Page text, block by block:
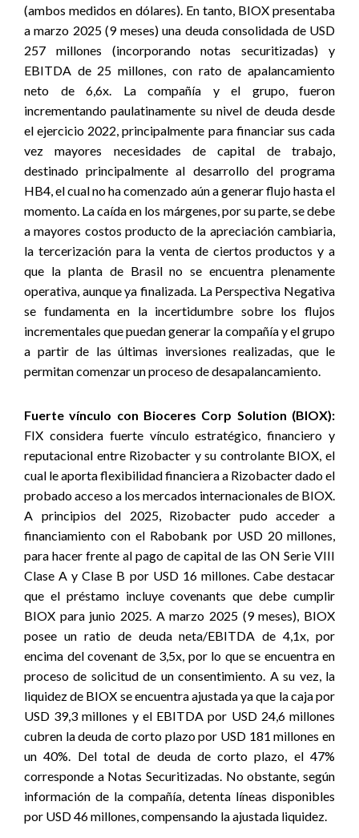
(ambos medidos en dólares). En tanto, BIOX presentaba
a marzo 2025 (9 meses) una deuda consolidada de USD
257 millones (incorporando notas securitizadas) y
EBITDA de 25 millones, con rato de apalancamiento
neto de 6,6x. La compañía y el grupo, fueron
incrementando paulatinamente su nivel de deuda desde
el ejercicio 2022, principalmente para financiar sus cada
vez mayores necesidades de capital de trabajo,
destinado principalmente al desarrollo del programa
HB4, el cual no ha comenzado aún a generar flujo hasta el
momento. La caída en los márgenes, por su parte, se debe
a mayores costos producto de la apreciación cambiaria,
la tercerización para la venta de ciertos productos y a
que la planta de Brasil no se encuentra plenamente
operativa, aunque ya finalizada. La Perspectiva Negativa
se fundamenta en la incertidumbre sobre los flujos
incrementales que puedan generar la compañía y el grupo
a partir de las últimas inversiones realizadas, que le
permitan comenzar un proceso de desapalancamiento.
Fuerte vínculo con Bioceres Corp Solution (BIOX):
FIX considera fuerte vínculo estratégico, financiero y
reputacional entre Rizobacter y su controlante BIOX, el
cual le aporta flexibilidad financiera a Rizobacter dado el
probado acceso a los mercados internacionales de BIOX.
A principios del 2025, Rizobacter pudo acceder a
financiamiento con el Rabobank por USD 20 millones,
para hacer frente al pago de capital de las ON Serie VIII
Clase A y Clase B por USD 16 millones. Cabe destacar
que el préstamo incluye covenants que debe cumplir
BIOX para junio 2025. A marzo 2025 (9 meses), BIOX
posee un ratio de deuda neta/EBITDA de 4,1x, por
encima del covenant de 3,5x, por lo que se encuentra en
proceso de solicitud de un consentimiento. A su vez, la
liquidez de BIOX se encuentra ajustada ya que la caja por
USD 39,3 millones y el EBITDA por USD 24,6 millones
cubren la deuda de corto plazo por USD 181 millones en
un 40%. Del total de deuda de corto plazo, el 47%
corresponde a Notas Securitizadas. No obstante, según
información de la compañía, detenta líneas disponibles
por USD 46 millones, compensando la ajustada liquidez.